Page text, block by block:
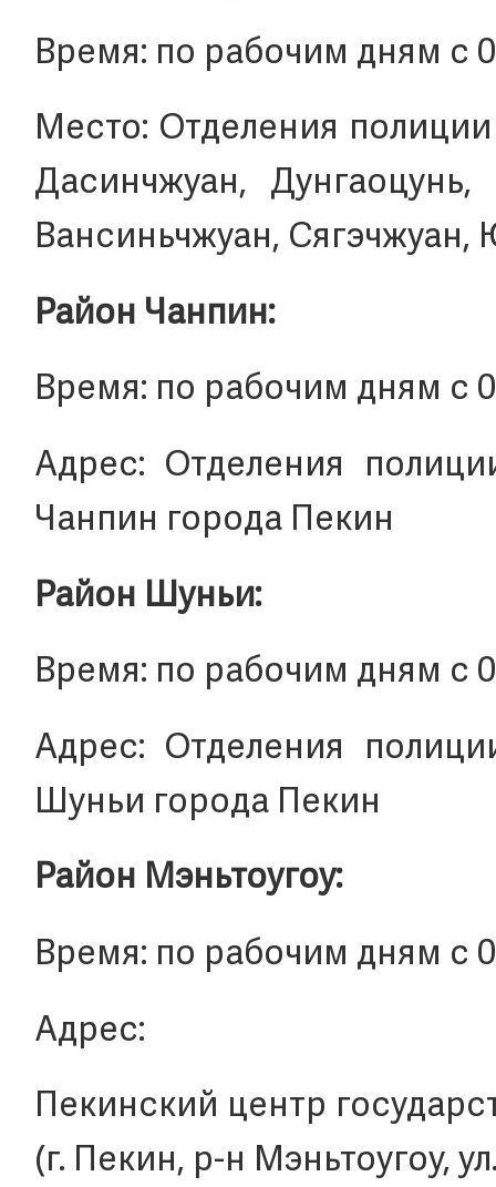
Время: по рабочим дням с
Место: Отделения
Дасинчжуан, Дунгаоцунь,
Вансиньчжуан,
Район Чанпин:
Время: по рабочим дням с
Адрес: Отделения
Чанпин города Пекин
Район Шуньи:
Время: по рабочим дням с
Адрес: Отделения
Шуньи города Пекин
Район Мэньтоугоу:
Время: по рабочим дням с
Адрес:
Пекинский центр
(г. Пекин, р-н Мэньтоугоу,